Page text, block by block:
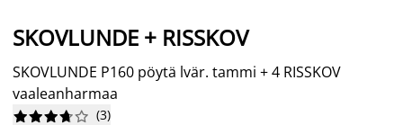
SKOVLUNDE + RISSKOV
SKOVLUNDE P160 pöytä lvär. tammi + 4 RISSKOV
vaaleanharmaa





 (3)